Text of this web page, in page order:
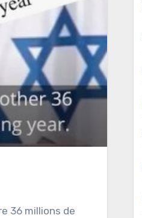
36 millions de